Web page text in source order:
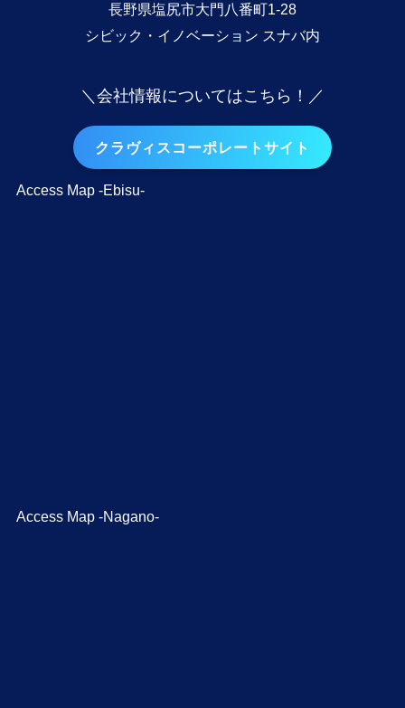
長野県塩尻市大門八番町1-28
シビック・イノベーション スナバ内
＼会社情報についてはこちら！／
クラヴィスコーポレートサイト
Access Map -Ebisu-
Access Map -Nagano-